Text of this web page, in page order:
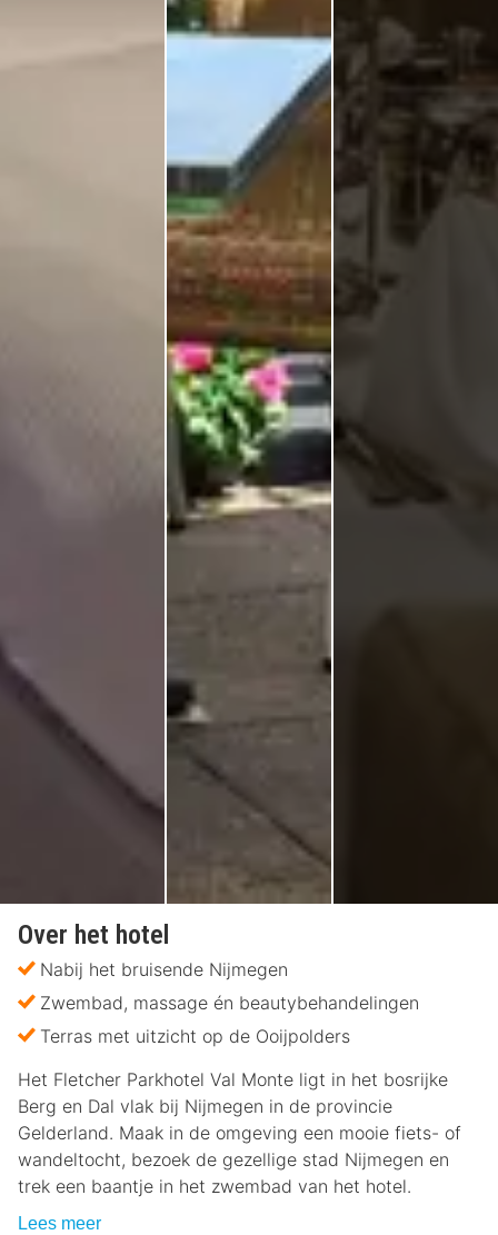
Over het hotel
Nabij het bruisende Nijmegen
Zwembad, massage én beautybehandelingen
Terras met uitzicht op de Ooijpolders
Het Fletcher Parkhotel Val Monte ligt in het bosrijke
Berg en Dal vlak bij Nijmegen in de provincie
Gelderland. Maak in de omgeving een mooie fiets- of
wandeltocht, bezoek de gezellige stad Nijmegen en
trek een baantje in het zwembad van het hotel.
Lees meer